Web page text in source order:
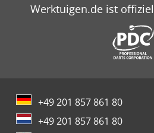
Werktuigen.de ist
+49 201 857 861 80
+49 201 857 861 80